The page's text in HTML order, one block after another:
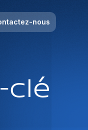
nous